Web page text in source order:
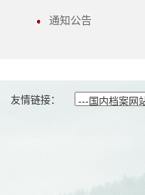
通知公告
友情链接：